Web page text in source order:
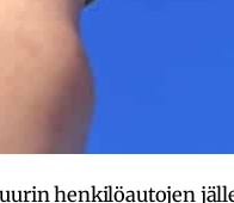
henkilöautojen